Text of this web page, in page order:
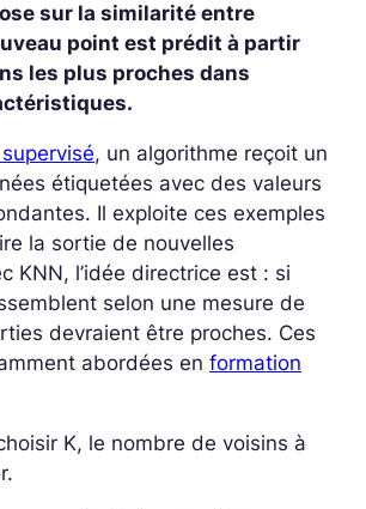
sur la similarité entre
point est prédit à partir
les plus proches dans
, un algorithme reçoit un
étiquetées avec des valeurs
Il exploite ces exemples
la sortie de nouvelles
KNN, l’idée directrice est : si
selon une mesure de
devraient être proches. Ces
abordées en formation
K, le nombre de voisins à